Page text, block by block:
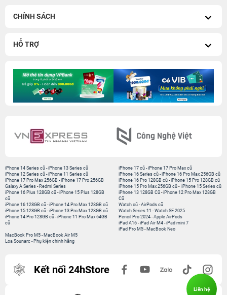
CHÍNH SÁCH
HỖ TRỢ
iPhone 14 Series cũ -iPhone 13 Series cũ
iPhone 12 Series cũ -iPhone 11 Series cũ
iPhone 17 Pro Max 256GB -iPhone 17 Pro 256GB
Galaxy A Series - Redmi Series
iPhone 17 cũ -iPhone 17 Pro Max cũ
iPhone 16 Series cũ - iPhone 16 Pro Max 256GB cũ
iPhone 16 Pro 128GB cũ -iPhone 15 Pro 128GB cũ
iPhone 15 Pro Max 256GB cũ - iPhone 15 Series cũ
iPhone 16 Plus 128GB cũ -iPhone 15 Plus 128GB
cũ
iPhone 16 128GB cũ -iPhone 14 Pro Max 128GB cũ
iPhone 15 128GB cũ -iPhone 13 Pro Max 128GB cũ
iPhone 14 Pro 128GB cũ -iPhone 11 Pro Max 64GB
cũ
iPhone 13 128GB Cũ -iPhone 12 Pro Max 128GB
Cũ
Watch cũ -AirPods cũ
Watch Series 11 -Watch SE 2025
Pencil Pro 2024 -Apple AirPods
iPad A16 -iPad Air M4 -iPad mini 7
iPad Pro M5 - MacBook Neo
MacBook Pro M5 - MacBook Air M5
Loa Sounarc - Phụ kiện chính hãng
Kết nối 24hStore
Liên hệ